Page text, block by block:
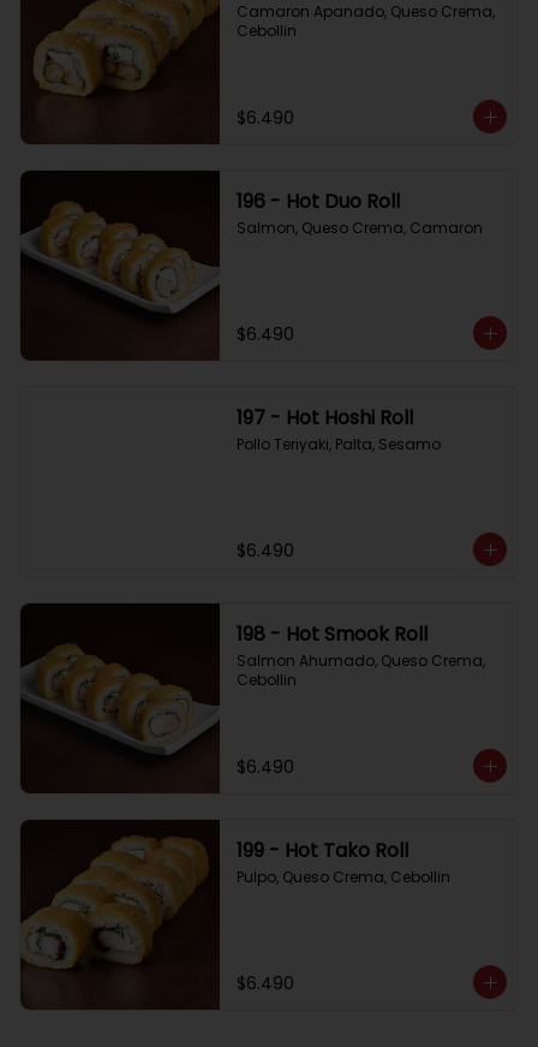
Camaron Apanado, Queso Crema,
Cebollin
$6.490
196 - Hot Duo Roll
Salmon, Queso Crema, Camaron
$6.490
197 - Hot Hoshi Roll
Pollo Teriyaki, Palta, Sesamo
$6.490
198 - Hot Smook Roll
Salmon Ahumado, Queso Crema,
Cebollin
$6.490
199 - Hot Tako Roll
Pulpo, Queso Crema, Cebollin
$6.490